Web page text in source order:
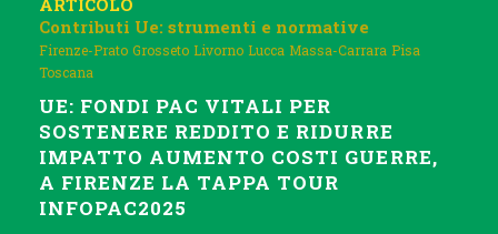
ARTICOLO
Contributi Ue: strumenti e normative
Firenze-Prato Grosseto Livorno Lucca Massa-Carrara Pisa
Toscana
UE: FONDI PAC VITALI PER
SOSTENERE REDDITO E RIDURRE
IMPATTO AUMENTO COSTI GUERRE,
A FIRENZE LA TAPPA TOUR
INFOPAC2025